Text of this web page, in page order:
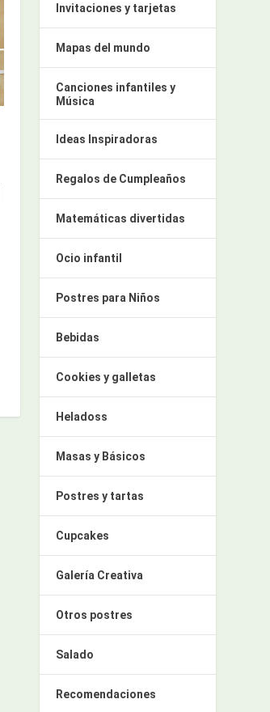
Invitaciones y tarjetas
Mapas del mundo
Canciones infantiles y
Música
Ideas Inspiradoras
Regalos de Cumpleaños
Matemáticas divertidas
Ocio infantil
Postres para Niños
Bebidas
Cookies y galletas
Heladoss
Masas y Básicos
Postres y tartas
Cupcakes
Galería Creativa
Otros postres
Salado
Recomendaciones